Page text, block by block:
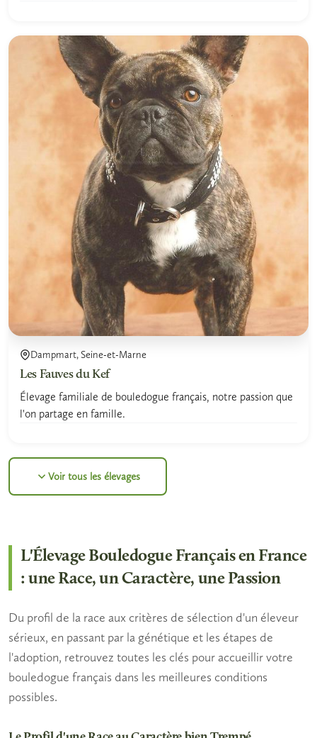
Dampmart, Seine-et-Marne
Les Fauves du Kef
Élevage familiale de bouledogue français, notre passion que
l'on partage en famille.
Voir tous les élevages
L'Élevage Bouledogue Français en France
: une Race, un Caractère, une Passion
Du profil de la race aux critères de sélection d'un éleveur
sérieux, en passant par la génétique et les étapes de
l'adoption, retrouvez toutes les clés pour accueillir votre
bouledogue français dans les meilleures conditions
possibles.